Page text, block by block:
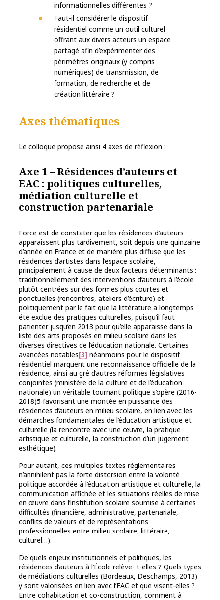
informationnelles différentes ?
Faut-il considérer le dispositif
résidentiel comme un outil culturel
offrant aux divers acteurs un espace
partagé afin d’expérimenter des
périmètres originaux (y compris
numériques) de transmission, de
formation, de recherche et de
création littéraire ?
Axes thématiques
Le colloque propose ainsi 4 axes de réflexion :
Axe 1 – Résidences d’auteurs et
EAC : politiques culturelles,
médiation culturelle et
construction partenariale
Force est de constater que les résidences d’auteurs
apparaissent plus tardivement, soit depuis une quinzaine
d’année en France et de manière plus diffuse que les
résidences d’artistes dans l’espace scolaire,
principalement à cause de deux facteurs déterminants :
traditionnellement des interventions d’auteurs à l’école
plutôt centrées sur des formes plus courtes et
ponctuelles (rencontres, ateliers d’écriture) et
politiquement par le fait que la littérature a longtemps
été exclue des pratiques culturelles, puisqu’il faut
patienter jusqu’en 2013 pour qu’elle apparaisse dans la
liste des arts proposés en milieu scolaire dans les
diverses directives de l’éducation nationale. Certaines
avancées notables[3] néanmoins pour le dispositif
résidentiel marquent une reconnaissance officielle de la
résidence, ainsi au gré d’autres réformes législatives
conjointes (ministère de la culture et de l’éducation
nationale) un véritable tournant politique s’opère (2016-
2018)5 favorisant une montée en puissance des
résidences d’auteurs en milieu scolaire, en lien avec les
démarches fondamentales de l’éducation artistique et
culturelle (la rencontre avec une œuvre, la pratique
artistique et culturelle, la construction d’un jugement
esthétique).
Pour autant, ces multiples textes réglementaires
n’annihilent pas la forte distorsion entre la volonté
politique accordée à l’éducation artistique et culturelle, la
communication affichée et les situations réelles de mise
en œuvre dans l’institution scolaire soumise à certaines
difficultés (financière, administrative, partenariale,
conflits de valeurs et de représentations
professionnelles entre milieu scolaire, littéraire,
culturel…).
De quels enjeux institutionnels et politiques, les
résidences d’auteurs à l’École relève- t-elles ? Quels types
de médiations culturelles (Bordeaux, Deschamps, 2013)
y sont valorisées en lien avec l’EAC et que visent-elles ?
Entre cohabitation et co-construction, comment à